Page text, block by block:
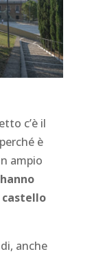
c’è il
è
ampio
hanno
castello
anche